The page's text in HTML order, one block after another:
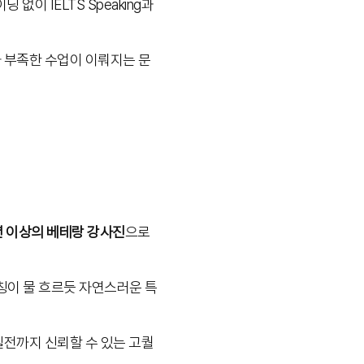
닝 없이 IELTS Speaking과
족한 수업이 이뤄지는 문
이상의 베테랑 강사진으로
이 물 흐르듯 자연스러운 특
까지 신뢰할 수 있는 고퀄